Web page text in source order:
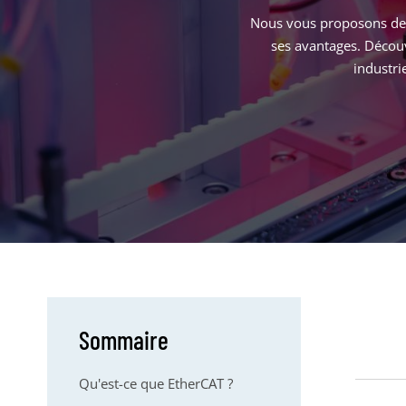
Nous vous proposons
ses avantages.
Sommaire
Qu'est-ce que EtherCAT ?